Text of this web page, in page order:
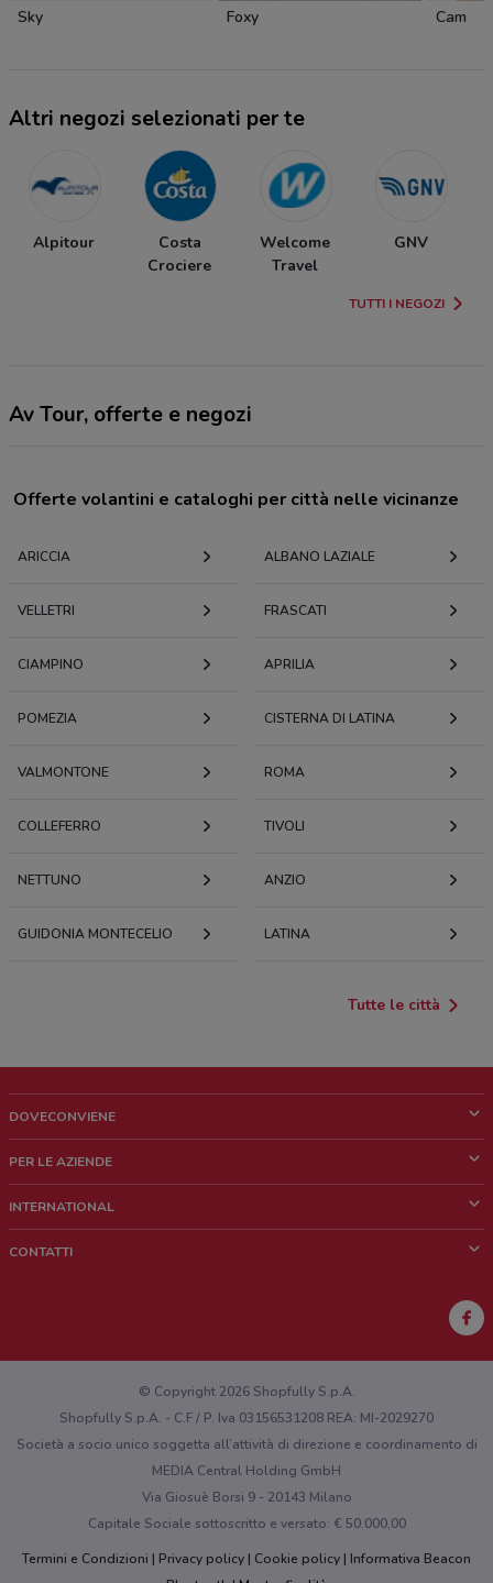
Sky Foxy Cam
Altri negozi selezionati per te
Alpitour
Costa
Crociere
Welcome
Travel
GNV
TUTTI I NEGOZI
Av Tour, offerte e negozi
Offerte volantini e cataloghi per città nelle vicinanze
ARICCIA ALBANO LAZIALE
VELLETRI FRASCATI
CIAMPINO APRILIA
POMEZIA CISTERNA DI LATINA
VALMONTONE ROMA
COLLEFERRO TIVOLI
NETTUNO ANZIO
GUIDONIA MONTECELIO LATINA
Tutte le città
DOVECONVIENE
Chi siamo
Lavora con noi
PER LE AZIENDE
Richieste commerciali e marketing
INTERNATIONAL
CONTATTI
Hai un malfunzionamento sul web o sull'app?
© Copyright 2026 Shopfully S.p.A.
Shopfully S.p.A. - C.F / P. Iva 03156531208 REA: MI-2029270
Società a socio unico soggetta all’attività di direzione e coordinamento di
MEDIA Central Holding GmbH
Via Giosuè Borsi 9 - 20143 Milano
Capitale Sociale sottoscritto e versato: € 50.000,00
Termini e Condizioni
Privacy policy Cookie policy
Informativa Beacon